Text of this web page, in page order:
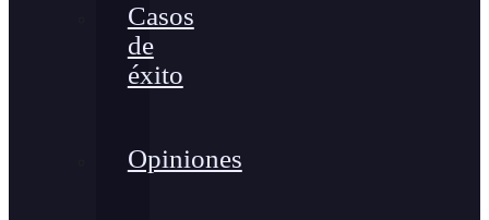
Casos
de
éxito
Opiniones